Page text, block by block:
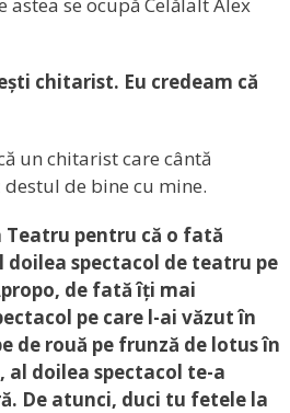
chitarist. Eu credeam că
un chitarist care cântă
de bine cu mine.
pentru că o fată
doilea spectacol de teatru pe
de fată îți mai
pe care l-ai văzut în
de rouă pe frunză de lotus în
al doilea spectacol te-a
De atunci, duci tu fetele la